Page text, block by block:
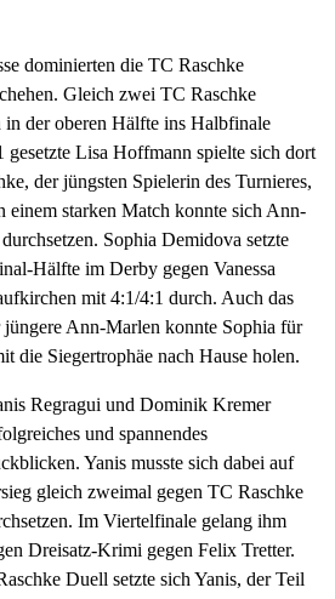
dominierten die TC Raschke
Gleich zwei TC Raschke
in der oberen Hälfte ins Halbfinale
gesetzte Lisa Hoffmann spielte sich dort
der jüngsten Spielerin des Turnieres,
einem starken Match konnte sich Ann-
Sophia Demidova setzte
Hälfte im Derby gegen Vanessa
mit 4:1/4:1 durch. Auch das
jüngere Ann-Marlen konnte Sophia für
die Siegertrophäe nach Hause holen.
Regragui und Dominik Kremer
und spannendes
Yanis musste sich dabei auf
gleich zweimal gegen TC Raschke
Im Viertelfinale gelang ihm
Dreisatz-Krimi gegen Felix Tretter.
Duell setzte sich Yanis, der Teil